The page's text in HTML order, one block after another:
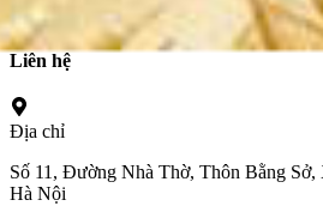
Trung tâm hành hương Bằng Sở
Liên hệ
Địa chỉ
Số 11, Đường Nhà Thờ, Thôn Bằng
Hà Nội